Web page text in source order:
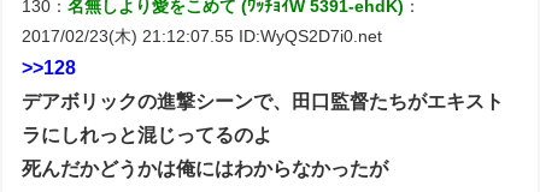
130：名無しより愛をこめて (ﾜｯﾁｮｲW 5391-ehdK) ：
2017/02/23(木) 21:12:07.55 ID:WyQS2D7i0.net
>>128
デアボリックの進撃シーンで、田口監督たちがエキスト
ラにしれっと混じってるのよ
死んだかどうかは俺にはわからなかったが